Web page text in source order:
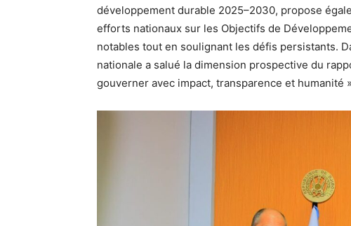
développement durable 2025–2030, propose
efforts nationaux sur les Objectifs de
notables tout en soulignant les défis persistants.
nationale a salué la dimension prospective du
gouverner avec impact, transparence et humanité